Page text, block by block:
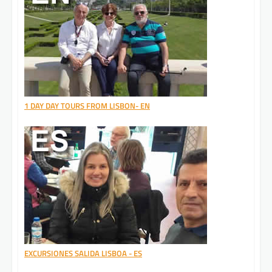
1 DAY DAY TOURS FROM LISBON- EN
EXCURSIONES SALIDA LISBOA - ES